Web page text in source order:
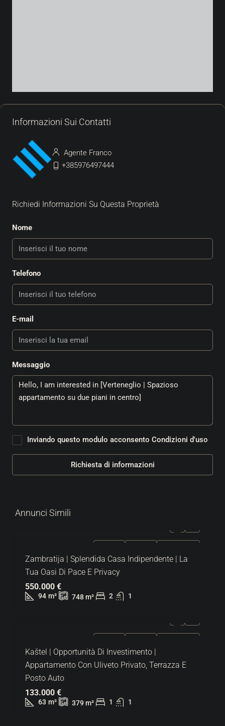
Informazioni Sui Contatti
Agente Franco
+385976497444
Richiedi Informazioni Su Questa Proprietà
Nome
Telefono
E-mail
Messaggio
Inviando questo modulo acconsento Condizioni d'uso
Richiesta di informazioni
Annunci Simili
Zambratija | Splendida Casa Indipendente | La
Tua Oasi Di Pace E Privacy
550.000 €
94 m² 748m² 2 1
Kaštel | Opportunità Di Investimento |
Appartamento Con Uliveto Privato, Terrazza E
Posto Auto
133.000 €
63 m² 379m² 1 1